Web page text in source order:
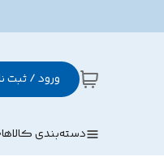
ورود / ثبت
دسته‌بندی کالاها